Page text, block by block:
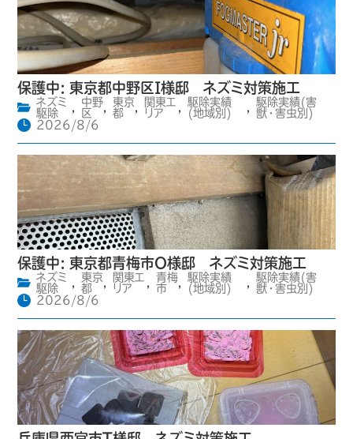
保護中: 東京都中野区I様邸 ネズミ対策施工
ネズミ
駆除
,
中野
区
,
東京
都
,
関東エ
リア
,
駆除実績
(地域別)
,
駆除実績(害
獣・害虫別)
2026/8/6
保護中: 東京都青梅市O様邸 ネズミ対策施工
ネズミ
駆除
,
東京
都
,
関東エ
リア
,
青梅
市
,
駆除実績
(地域別)
,
駆除実績(害
獣・害虫別)
2026/8/6